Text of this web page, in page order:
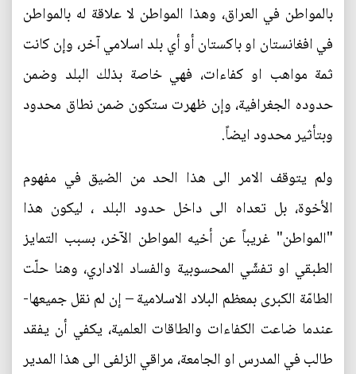
بالمواطن في العراق، وهذا المواطن لا علاقة له بالمواطن
في افغانستان او باكستان أو أي بلد اسلامي آخر، وإن كانت
ثمة مواهب او كفاءات، فهي خاصة بذلك البلد وضمن
حدوده الجغرافية، وإن ظهرت ستكون ضمن نطاق محدود
وبتأثير محدود ايضاً.
ولم يتوقف الامر الى هذا الحد من الضيق في مفهوم
الأخوة، بل تعداه الى داخل حدود البلد ، ليكون هذا
"المواطن" غريباً عن أخيه المواطن الآخر، بسبب التمايز
الطبقي او تفشّي المحسوبية والفساد الاداري، وهنا حلّت
الطامّة الكبرى بمعظم البلاد الاسلامية – إن لم نقل جميعها-
عندما ضاعت الكفاءات والطاقات العلمية، يكفي أن يفقد
طالب في المدرس او الجامعة، مراقي الزلفى الى هذا المدير